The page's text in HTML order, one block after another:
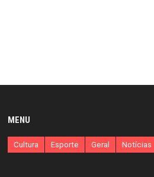
MENU
Cultura Esporte Geral Notícias